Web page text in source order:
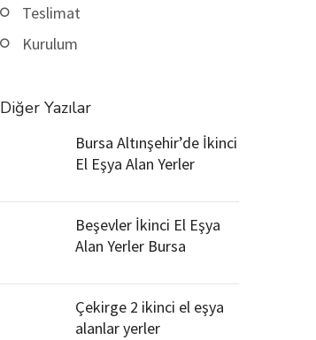
Teslimat
Kurulum
Diğer Yazılar
Bursa Altınşehir’de İkinci
El Eşya Alan Yerler
Beşevler İkinci El Eşya
Alan Yerler Bursa
Çekirge 2 ikinci el eşya
alanlar yerler